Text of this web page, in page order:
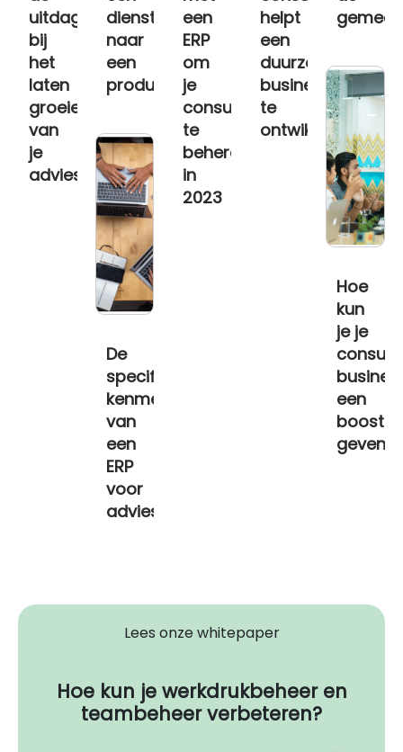
uitdagingen
bij
het
laten
groeien
van
je
adviesbureau?
dienstenmodel
naar
een
productmodel
een
ERP
om
je
consultancybedrijf
te
beheren
in
2023
helpt
een
duurzame
business
te
ontwikkelen
Hoe
kun
je je
een
boost
geven?
De
specifieke
kenmerken
van
een
ERP
voor
adviesbureaus
Lees onze whitepaper
Hoe kun je werkdrukbeheer en
teambeheer verbeteren?